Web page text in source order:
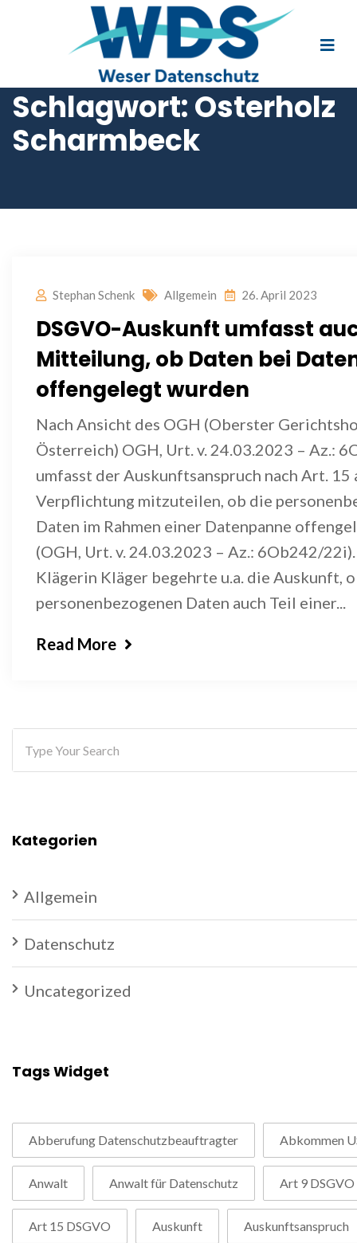
Schlagwort:Osterholz
Scharmbeck
Stephan Schenk Allgemein 26. April 2023
DSGVO-Auskunft umfasst
Mitteilung, ob Daten bei
offengelegt wurden
Nach Ansicht des OGH (Oberster
Österreich) OGH, Urt. v. 24.03.2023 – Az.:
umfasst der Auskunftsanspruch nach Art. 15
Verpflichtung mitzuteilen, ob die
Daten im Rahmen einer Datenpanne
(OGH, Urt. v. 24.03.2023 – Az.: 6Ob242/
Klägerin Kläger begehrte u.a. die Auskunft,
personenbezogenen Daten auch Teil einer...
Read More
Kategorien
Allgemein
Datenschutz
Uncategorized
Tags Widget
Abberufung Datenschutzbeauftragter Abkommen
Anwalt Anwalt für Datenschutz Art 9 DSGVO
Art 15 DSGVO Auskunft Auskunftsanspruch